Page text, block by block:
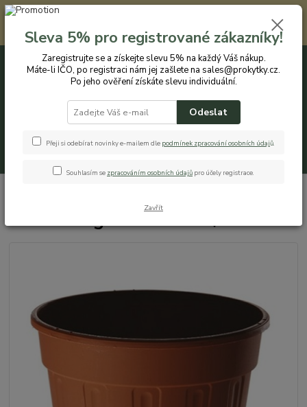
Registrovaným zákazníkům nabízíme slevu 5% na každý nákup. Máte-li
IČO, po registraci nám jej zašlete na sales@prokytky.cz. Po jeho ověření
získáte slevu individuální. Přejít na registraci →
CZK
+420 774 544 973 0ks
Erba Eurogarden 18 cm /T
Sleva 5% pro registrované zákazníky!
Zaregistrujte se a získejte slevu 5% na každý Váš nákup.
Máte-li IČO, po registraci nám jej zašlete na sales@prokytky.cz.
Po jeho ověření získáte slevu individuální.
Odeslat
Přeji si odebírat novinky e-mailem dle podmínek zpracování osobních údajů.
Souhlasím se zpracováním osobních údajů pro účely registrace.
Zavřít